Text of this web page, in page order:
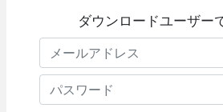
ダウンロードユーザー